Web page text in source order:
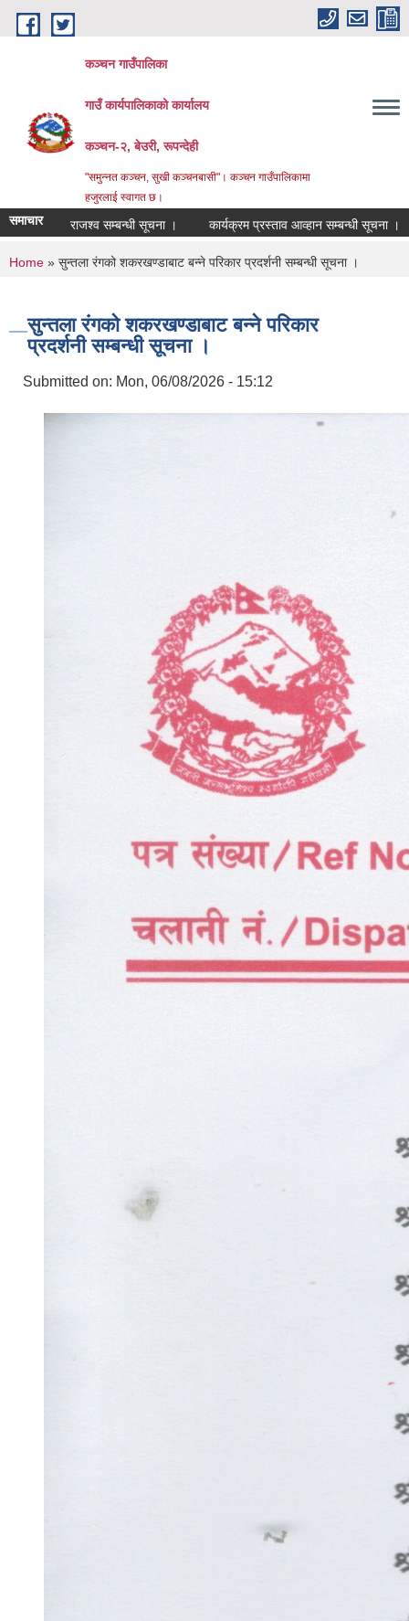
Skip to main content
कञ्चन गाउँपालिका
गाउँ कार्यपालिकाको कार्यालय
कञ्‍चन-२, बेउरी, रूपन्देही
"समुन्‍नत कञ्‍चन, सुखी कञ्‍चनबासी"। कञ्चन गाउँपालिकामा
हजुरलाई स्वागत छ।
समाचार
राजश्व सम्बन्धी सूचना । कार्यक्रम प्रस्ताव आव्हान सम्बन्धी सूचना । वडा
You are here
Home » सुन्तला रंगको शकरखण्डाबाट बन्ने परिकार प्रदर्शनी सम्बन्धी सूचना ।
सुन्तला रंगको शकरखण्डाबाट बन्ने परिकार
प्रदर्शनी सम्बन्धी सूचना ।
Submitted on: Mon, 06/08/2026 - 15:12